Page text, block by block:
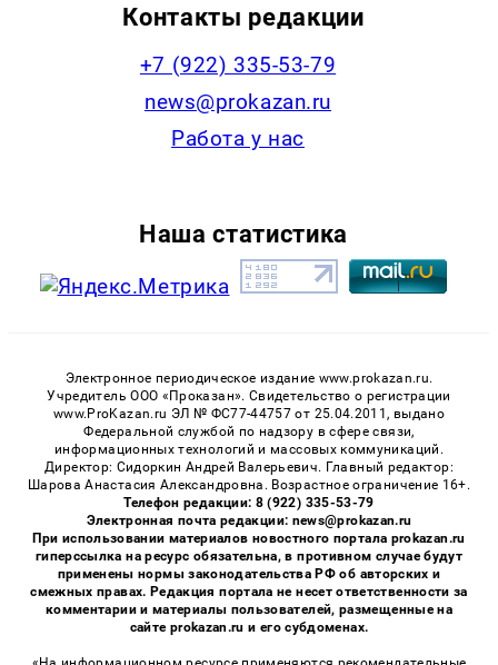
Контакты редакции
+7 (922) 335-53-79
news@prokazan.ru
Работа у нас
Наша статистика
Электронное периодическое издание www.prokazan.ru.
Учредитель ООО «Проказан». Cвидетельство о регистрации
www.ProKazan.ru ЭЛ № ФС77-44757 от 25.04.2011, выдано
Федеральной службой по надзору в сфере связи,
информационных технологий и массовых коммуникаций.
Директор: Сидоркин Андрей Валерьевич. Главный редактор:
Шарова Анастасия Александровна. Возрастное ограничение 16+.
Телефон редакции: 8 (922) 335-53-79
Электронная почта редакции: news@prokazan.ru
При использовании материалов новостного портала prokazan.ru
гиперссылка на ресурс обязательна, в противном случае будут
применены нормы законодательства РФ об авторских и
смежных правах. Редакция портала не несет ответственности за
комментарии и материалы пользователей, размещенные на
сайте prokazan.ru и его субдоменах.